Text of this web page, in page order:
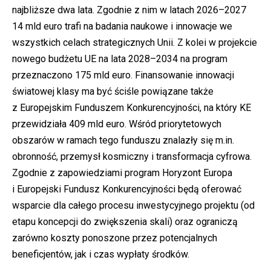
najbliższe dwa lata. Zgodnie z nim w latach 2026–2027
14 mld euro trafi na badania naukowe i innowacje we
wszystkich celach strategicznych Unii. Z kolei w projekcie
nowego budżetu UE na lata 2028–2034 na program
przeznaczono 175 mld euro. Finansowanie innowacji
światowej klasy ma być ściśle powiązane także
z Europejskim Funduszem Konkurencyjności, na który KE
przewidziała 409 mld euro. Wśród priorytetowych
obszarów w ramach tego funduszu znalazły się m.in.
obronność, przemysł kosmiczny i transformacja cyfrowa.
Zgodnie z zapowiedziami program Horyzont Europa
i Europejski Fundusz Konkurencyjności będą oferować
wsparcie dla całego procesu inwestycyjnego projektu (od
etapu koncepcji do zwiększenia skali) oraz ograniczą
zarówno koszty ponoszone przez potencjalnych
beneficjentów, jak i czas wypłaty środków.